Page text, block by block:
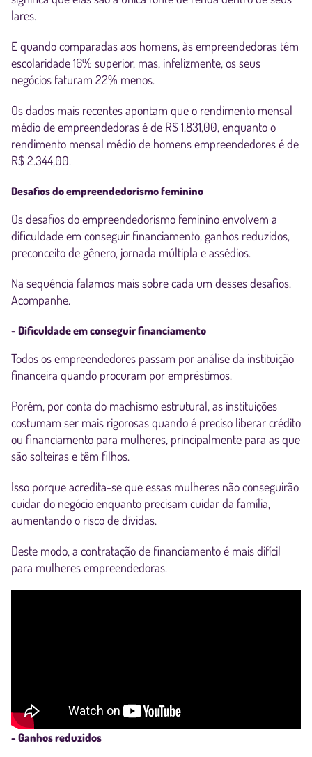
lares.
E quando comparadas aos homens, às empreendedoras têm
escolaridade 16% superior, mas, infelizmente, os seus
negócios faturam 22% menos.
Os dados mais recentes apontam que o rendimento mensal
médio de empreendedoras é de R$ 1.831,00, enquanto o
rendimento mensal médio de homens empreendedores é de
R$ 2.344,00.
Desafios do empreendedorismo feminino
Os desafios do empreendedorismo feminino envolvem a
dificuldade em conseguir financiamento, ganhos reduzidos,
preconceito de gênero, jornada múltipla e assédios.
Na sequência falamos mais sobre cada um desses desafios.
Acompanhe.
- Dificuldade em conseguir financiamento
Todos os empreendedores passam por análise da instituição
financeira quando procuram por empréstimos.
Porém, por conta do machismo estrutural, as instituições
costumam ser mais rigorosas quando é preciso liberar crédito
ou financiamento para mulheres, principalmente para as que
são solteiras e têm filhos.
Isso porque acredita-se que essas mulheres não conseguirão
cuidar do negócio enquanto precisam cuidar da família,
aumentando o risco de dívidas.
Deste modo, a contratação de financiamento é mais difícil
para mulheres empreendedoras.
- Ganhos reduzidos